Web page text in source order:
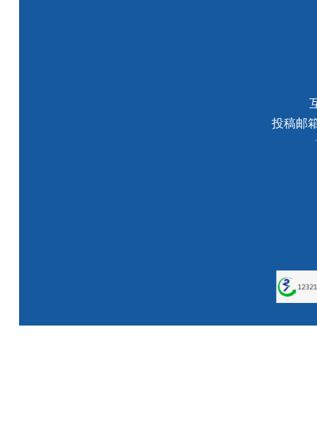
投稿邮